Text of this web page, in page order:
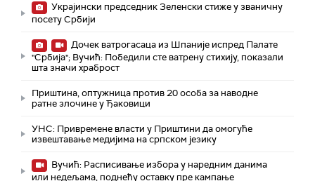
Украјински председник Зеленски стиже у званичну
посету Србији
Дочек ватрогасаца из Шпаније испред Палате
"Србија"; Вучић: Победили сте ватрену стихију, показали
шта значи храброст
Приштина, оптужница против 20 особа за наводне
ратне злочине у Ђаковици
УНС: Привремене власти у Приштини да омогуће
извештавање медијима на српском језику
Вучић: Расписивање избора у наредним данима
или недељама, поднећу оставку пре кампање